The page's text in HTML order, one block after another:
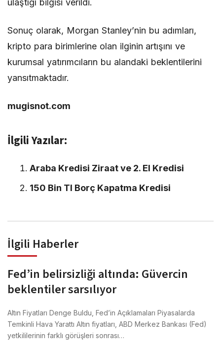
ulaştığı bilgisi verildi.
Sonuç olarak, Morgan Stanley’nin bu adımları,
kripto para birimlerine olan ilginin artışını ve
kurumsal yatırımcıların bu alandaki beklentilerini
yansıtmaktadır.
mugisnot.com
İlgili Yazılar:
Araba Kredisi Ziraat ve 2. El Kredisi
150 Bin Tl Borç Kapatma Kredisi
İlgili Haberler
Fed’in belirsizliği altında: Güvercin
beklentiler sarsılıyor
Altın Fiyatları Denge Buldu, Fed’in Açıklamaları Piyasalarda
Temkinli Hava Yarattı Altın fiyatları, ABD Merkez Bankası (Fed)
yetkililerinin farklı görüşleri sonrası…